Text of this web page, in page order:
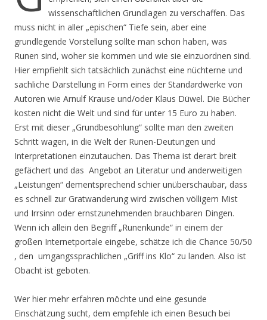
wissenschaftlichen Grundlagen zu verschaffen. Das
muss nicht in aller „epischen“ Tiefe sein, aber eine
grundlegende Vorstellung sollte man schon haben, was
Runen sind, woher sie kommen und wie sie einzuordnen sind.
Hier empfiehlt sich tatsächlich zunächst eine nüchterne und
sachliche Darstellung in Form eines der Standardwerke von
Autoren wie Arnulf Krause und/oder Klaus Düwel. Die Bücher
kosten nicht die Welt und sind für unter 15 Euro zu haben.
Erst mit dieser „Grundbesohlung“ sollte man den zweiten
Schritt wagen, in die Welt der Runen-Deutungen und
Interpretationen einzutauchen. Das Thema ist derart breit
gefächert und das Angebot an Literatur und anderweitigen
„Leistungen“ dementsprechend schier unüberschaubar, dass
es schnell zur Gratwanderung wird zwischen völligem Mist
und Irrsinn oder ernstzunehmenden brauchbaren Dingen.
Wenn ich allein den Begriff „Runenkunde“ in einem der
großen Internetportale eingebe, schätze ich die Chance 50/50
, den umgangssprachlichen „Griff ins Klo“ zu landen. Also ist
Obacht ist geboten.
Wer hier mehr erfahren möchte und eine gesunde
Einschätzung sucht, dem empfehle ich einen Besuch bei